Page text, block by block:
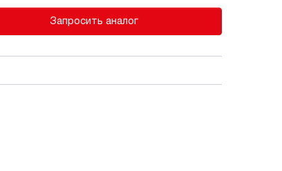
Запросить аналог